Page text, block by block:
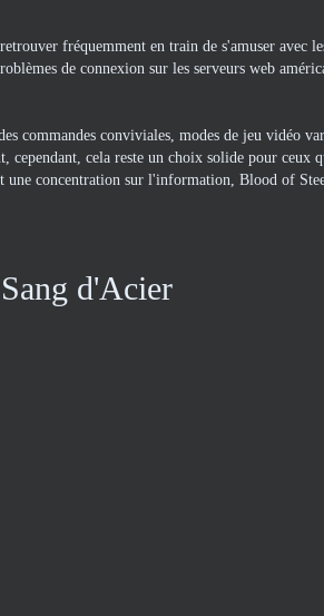
fréquemment en train de s'amuser avec
de connexion sur les serveurs web
commandes conviviales, modes de jeu vidéo
cependant, cela reste un choix solide pour ceux
concentration sur l'information, Blood of
d'Acier